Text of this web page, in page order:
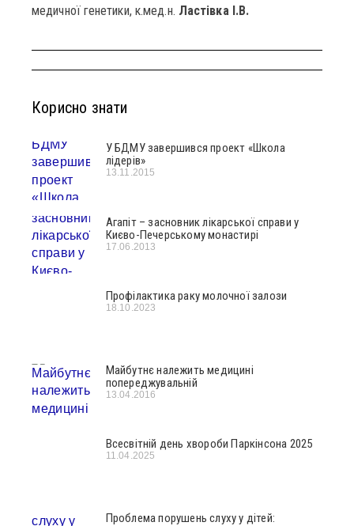
медичної генетики, к.мед.н. Ластівка І.В.
Корисно знати
У БДМУ завершився проект «Школа
лідерів»
13.11.2015
Агапіт – засновник лікарської справи у
Києво-Печерському монастирі
17.06.2013
Профілактика раку молочної залози
18.10.2023
Майбутнє належить медицині
попереджувальній
13.04.2016
Всесвітній день хвороби Паркінсона 2025
11.04.2025
Проблема порушень слуху у дітей: